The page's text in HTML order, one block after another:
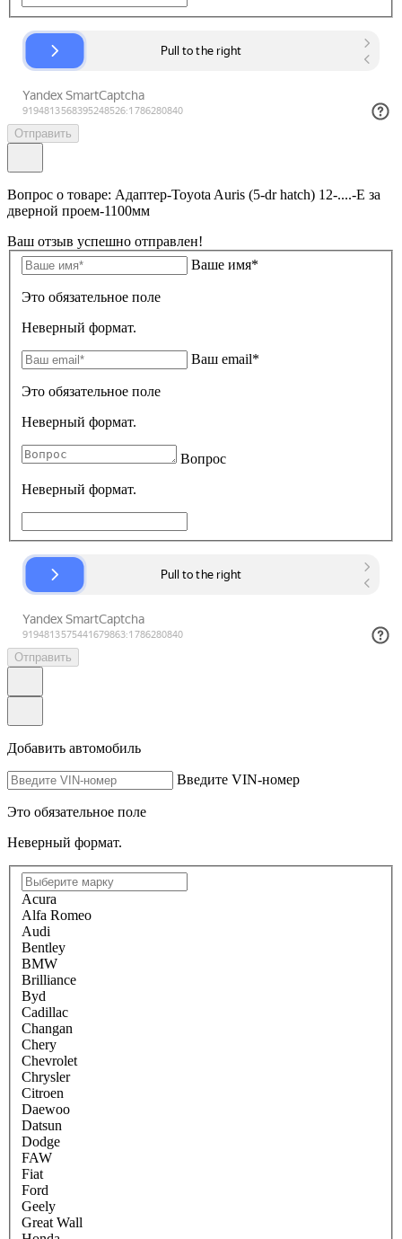
Отправить
Вопрос о товаре: Адаптер-Toyota Auris (5-dr hatch) 12-....-E за
дверной проем-1100мм
Ваш отзыв успешно отправлен!
Ваше имя*
Это обязательное поле
Неверный формат.
Ваш email*
Это обязательное поле
Неверный формат.
Вопрос
Неверный формат.
Отправить
Добавить автомобиль
Введите VIN-номер
Это обязательное поле
Неверный формат.
Acura
Alfa Romeo
Audi
Bentley
BMW
Brilliance
Byd
Cadillac
Changan
Chery
Chevrolet
Chrysler
Citroen
Daewoo
Datsun
Dodge
FAW
Fiat
Ford
Geely
Great Wall